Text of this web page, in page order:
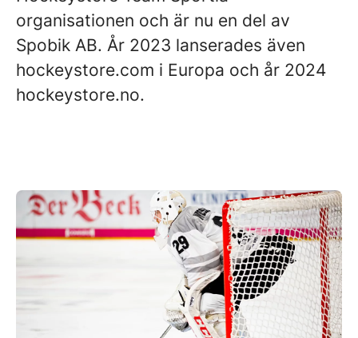
organisationen och är nu en del av
Spobik AB. År 2023 lanserades även
hockeystore.com i Europa och år 2024
hockeystore.no.